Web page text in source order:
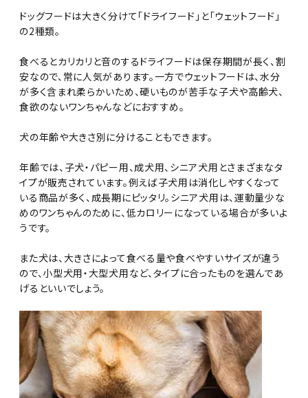
ドッグフードは大きく分けて「ドライフード」と「ウェットフード」
の2種類。
食べるとカリカリと音のするドライフードは保存期間が長く、割
安なので、常に人気があります。一方でウェットフードは、水分
が多く含まれ柔らかいため、硬いものが苦手な子犬や高齢犬、
食欲のないワンちゃんなどにおすすめ。
犬の年齢や大きさ別に分けることもできます。
年齢では、子犬・パピー用、成犬用、シニア犬用とさまざまなタ
イプが販売されています。例えば子犬用は消化しやすくなって
いる商品が多く、成長期にピッタリ。シニア犬用は、運動量少な
めのワンちゃんのために、低カロリーになっている場合が多いよ
うです。
また犬は、大きさによって食べる量や食べやすいサイズが違う
ので、小型犬用・大型犬用など、タイプに合ったものを選んであ
げるといいでしょう。